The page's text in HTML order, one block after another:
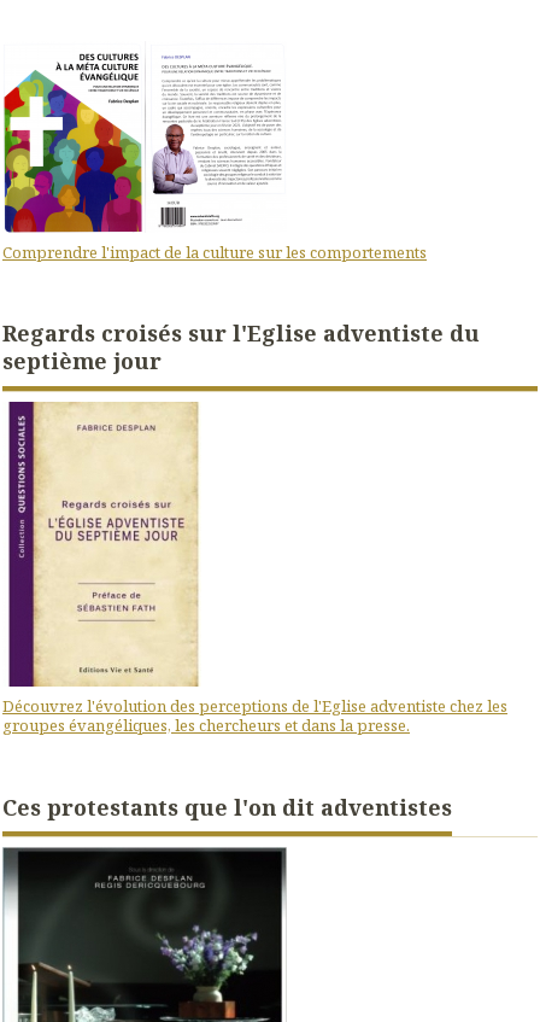
Comprendre l'impact de la culture sur les comportements
Regards croisés sur l'Eglise adventiste du
septième jour
Découvrez l'évolution des perceptions de l'Eglise adventiste chez les
groupes évangéliques, les chercheurs et dans la presse.
Ces protestants que l'on dit adventistes